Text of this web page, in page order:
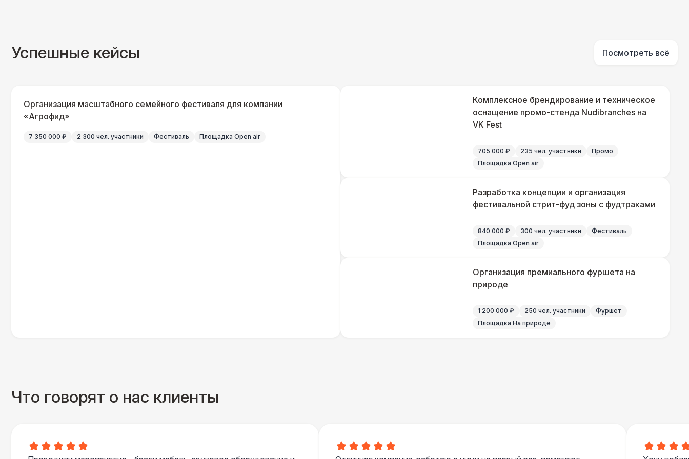
1 450 Р В корзину
Успешные кейсы Посмотреть всё
Организация масштабного семейного фестиваля для компании
«Агрофид»
7 350 000 ₽ 2 300 чел. участники Фестиваль Площадка Open air
Комплексное брендирование и техническое
оснащение промо-стенда Nudibranches на
VK Fest
705 000 ₽ 235 чел. участники
Промо
Площадка Open air
Разработка концепции и организация
фестивальной стрит-фуд зоны с фудтраками
840 000 ₽ 300 чел. участники
Фестиваль
Площадка Open air
Организация премиального фуршета на
природе
1 200 000 ₽ 250 чел. участники
Фуршет
Площадка На природе
Что говорят о нас клиенты